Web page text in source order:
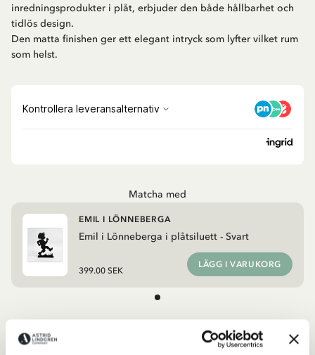
inredningsprodukter i plåt, erbjuder den både hållbarhet och
tidlös design.
Den matta finishen ger ett elegant intryck som lyfter vilket rum
som helst.
Matcha med
Emil i Lönneberga i plåtsiluett - Svart
EMIL I LÖNNEBERGA
399.00 SEK
LÄGG I VARUKORG
Upptäck mer från Ronja Rövardotter